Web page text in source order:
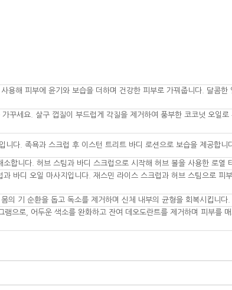
해 피부에 윤기와 보습을 더하며 건강한 피부로 가꿔줍니다. 달콤
꾸세요. 살구 껍질이 부드럽게 각질을 제거하여 풍부한 코코넛 오일
다. 족욕과 스크럽 후 이스턴 트리트 바디 로션으로 보습을 제공합니
합니다. 허브 스팀과 바디 스크럽으로 시작해 허브 볼을 사용한 로열
바디 오일 마사지입니다. 재스민 라이스 스크럽과 허브 스팀으로 피
의 기 순환을 돕고 독소를 제거하며 신체 내부의 균형을 회복시킵니
으로, 어두운 색소를 완화하고 잔여 데오도란트를 제거하며 피부를